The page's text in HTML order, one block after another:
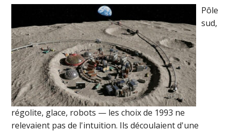
Pôle
sud,
régolite, glace, robots — les choix de 1993 ne
relevaient pas de l'intuition. Ils découlaient d'une